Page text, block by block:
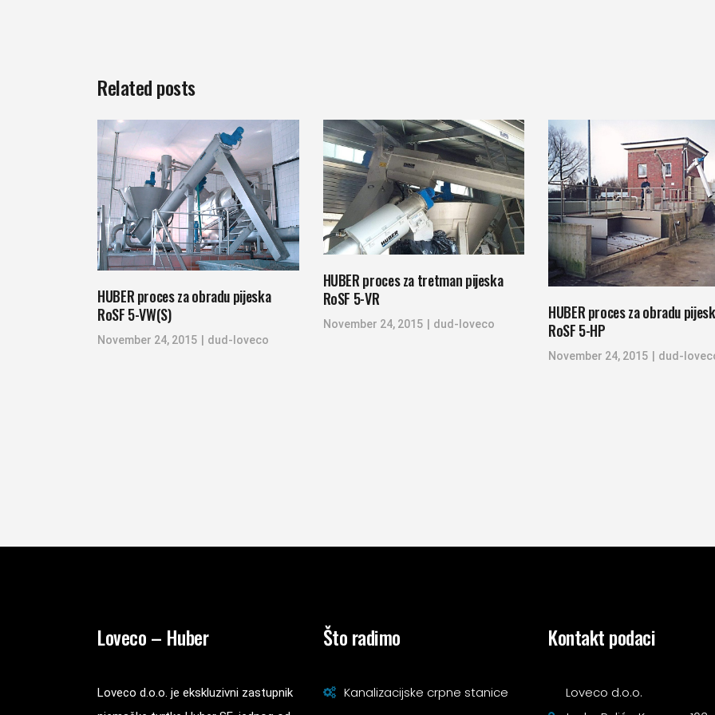
Related posts
HUBER proces za obradu pijeska
RoSF 5-VW(S)
November 24, 2015 dud-loveco
HUBER proces za tretman pijeska
RoSF 5-VR
November 24, 2015 dud-loveco
HUBER proces za obradu
RoSF 5-HP
November 24, 2015 dud-
Loveco – Huber
Loveco d.o.o. je ekskluzivni zastupnik
Što radimo
Kanalizacijske crpne stanice
Kontakt podaci
Loveco d.o.o.